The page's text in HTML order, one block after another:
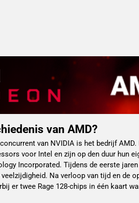
van AMD?
van NVIDIA is het bedrijf
voor Intel en zijn op den duur hun
Incorporated. Tijdens de eerste
Na verloop van tijd en de
er twee Rage 128-chips in één kaart